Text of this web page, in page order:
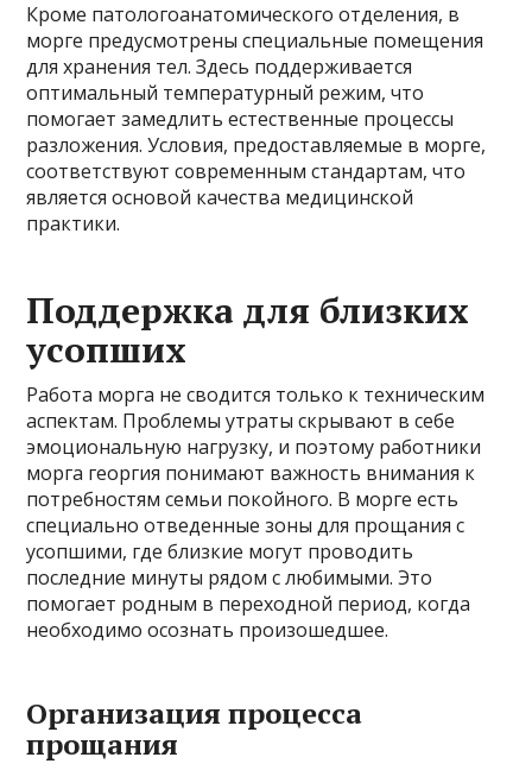
Кроме патологоанатомического отделения, в
морге предусмотрены специальные помещения
для хранения тел. Здесь поддерживается
оптимальный температурный режим, что
помогает замедлить естественные процессы
разложения. Условия, предоставляемые в морге,
соответствуют современным стандартам, что
является основой качества медицинской
практики.
Поддержка для близких
усопших
Работа морга не сводится только к техническим
аспектам. Проблемы утраты скрывают в себе
эмоциональную нагрузку, и поэтому работники
морга георгия понимают важность внимания к
потребностям семьи покойного. В морге есть
специально отведенные зоны для прощания с
усопшими, где близкие могут проводить
последние минуты рядом с любимыми. Это
помогает родным в переходной период, когда
необходимо осознать произошедшее.
Организация процесса
прощания